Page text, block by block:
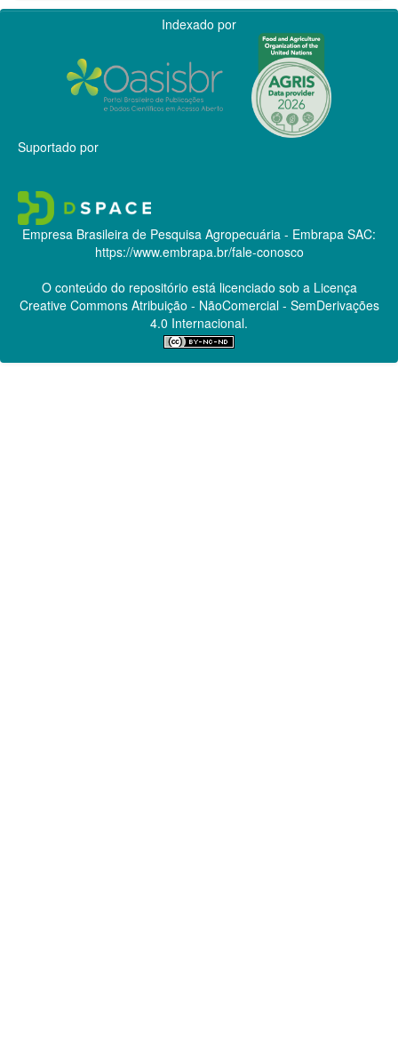
Indexado por
Suportado por
Empresa Brasileira de Pesquisa Agropecuária - Embrapa SAC:
https://www.embrapa.br/fale-conosco
O conteúdo do repositório está licenciado sob a Licença
Creative CommonsAtribuição - NãoComercial - SemDerivações
4.0 Internacional.